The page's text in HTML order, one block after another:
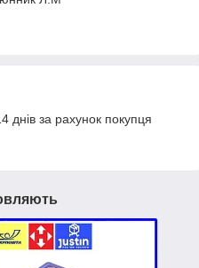
днів за рахунок покупця